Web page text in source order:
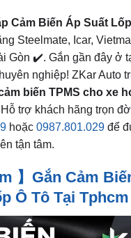
Cảm Biến Áp Suất
Steelmate, Icar,
Gòn ✔️. Gắn gần đây ở
nghiệp! ZKar Auto
biến TPMS cho xe
trợ khách hãng trọn
hoặc 0987.801.029 để
tận tâm.
】Gắn Cảm
Ô Tô Tại Tphcm